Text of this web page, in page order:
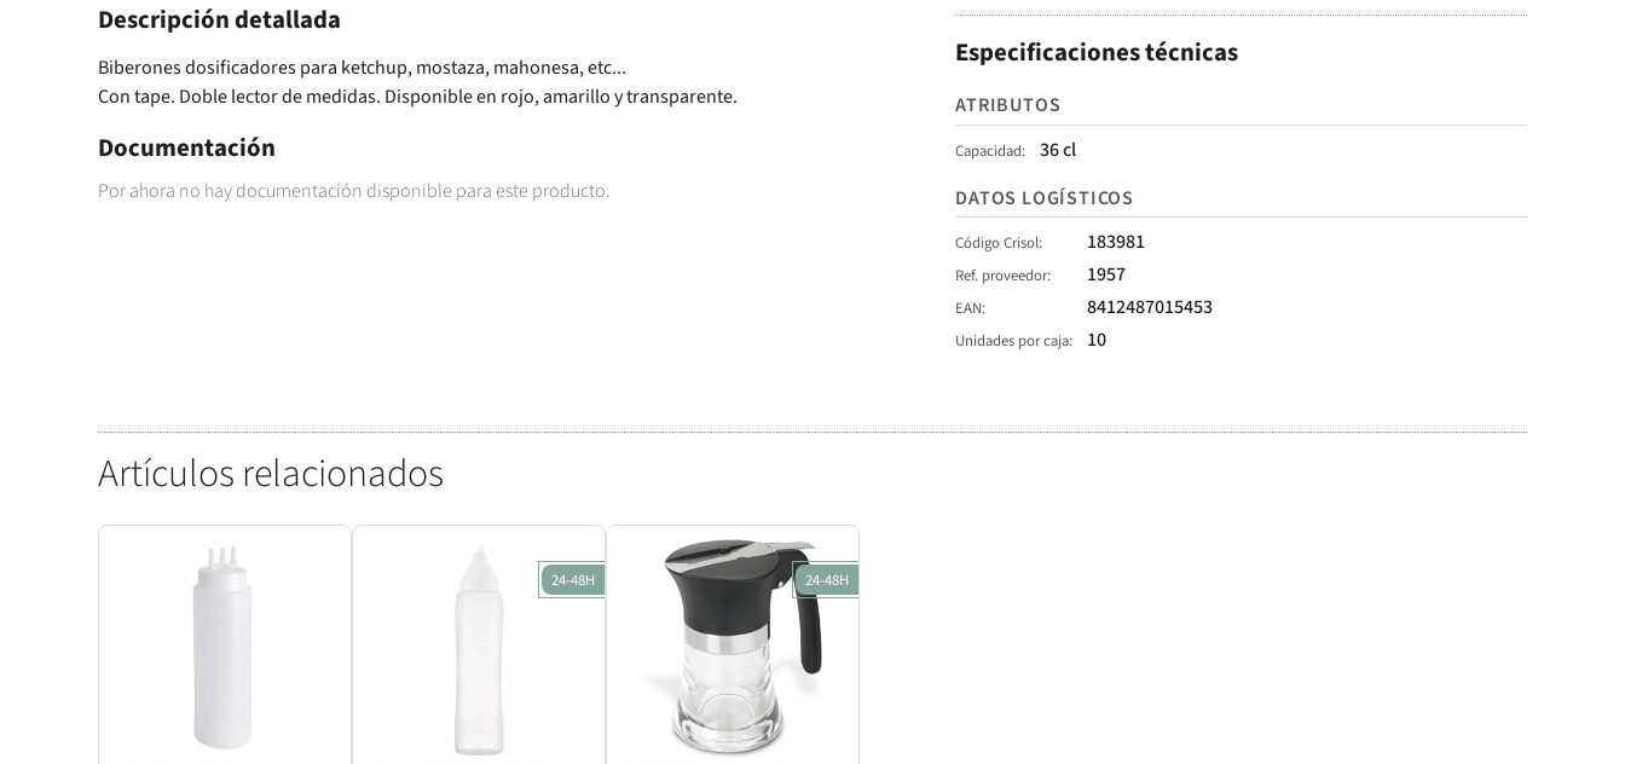
Descripción detallada
Biberones dosificadores para ketchup, mostaza, mahonesa, etc...
Con tape. Doble lector de medidas. Disponible en rojo, amarillo y transparente.
Documentación
Por ahora no hay documentación disponible para este producto.
Especificaciones técnicas
ATRIBUTOS
Capacidad
36 cl
DATOS LOGÍSTICOS
Código Crisol 183981
Ref. proveedor 1957
EAN 8412487015453
Unidades por caja 10
Artículos relacionados
24-48H 24-48H